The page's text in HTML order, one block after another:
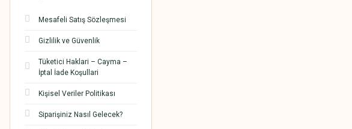
Mesafeli Satış Sözleşmesi
Gizlilik ve Güvenlik
Tüketici Haklari – Cayma –
İptal İade Koşullari
Kişisel Veriler Politikası
Siparişiniz Nasıl Gelecek?